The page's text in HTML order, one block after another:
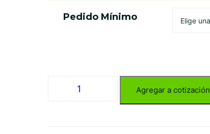
Pedido Mínimo
Bamboo
Agregar a cotización